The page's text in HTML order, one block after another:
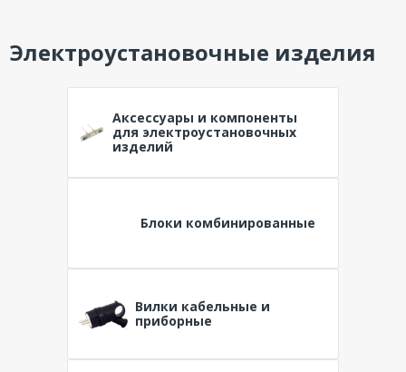
Электроустановочные изделия
Аксессуары и компоненты
для электроустановочных
изделий
Блоки комбинированные
Вилки кабельные и
приборные